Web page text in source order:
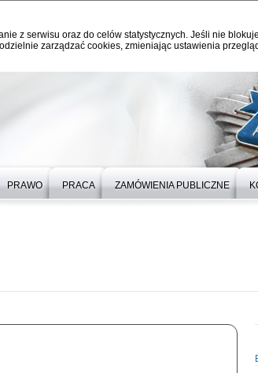
z serwisu oraz do celów statystycznych. Jeśli nie
zarządzać cookies, zmieniając ustawienia
PRAWO PRACA ZAMÓWIENIA PUBLICZNE